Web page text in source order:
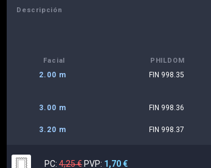
Descripción
Facial PHILDOM
2.00 m FIN 998.35
3.00 m
FIN 998.36
3.20 m
FIN 998.37
PC: 4,25 € PVP: 1,70 €